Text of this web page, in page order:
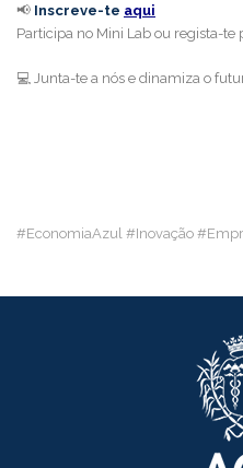
📢 Inscreve-te aqui
Participa no Mini Lab ou regista-
💻 Junta-te a nós e dinamiza o
#EconomiaAzul #Inovação